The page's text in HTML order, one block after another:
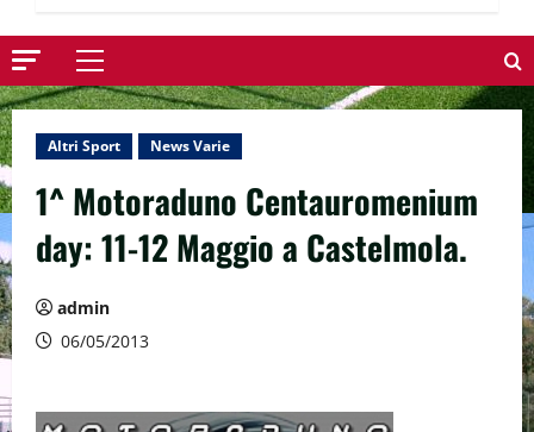
Menu
principale
Altri Sport News Varie
1^ Motoraduno Centauromenium
day: 11-12 Maggio a Castelmola.
admin
06/05/2013